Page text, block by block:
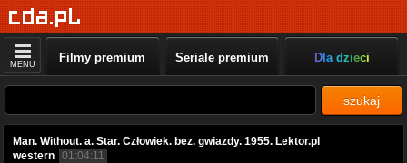
MENU Filmy premium Seriale premium Dla dzieci
szukaj
Man. Without. a. Star. Człowiek. bez. gwiazdy. 1955. Lektor.pl
western 01:04:11